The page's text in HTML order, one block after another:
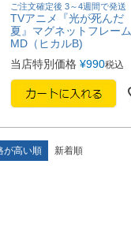
ご注文確定後 3～4週間で発送
TVアニメ『光が死んだ
夏』マグネットフレーム
MD（ヒカルB)
当店特別価格 ¥990税込
が高い順 新着順